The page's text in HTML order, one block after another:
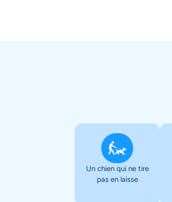
Un chien qui ne tire
pas en laisse